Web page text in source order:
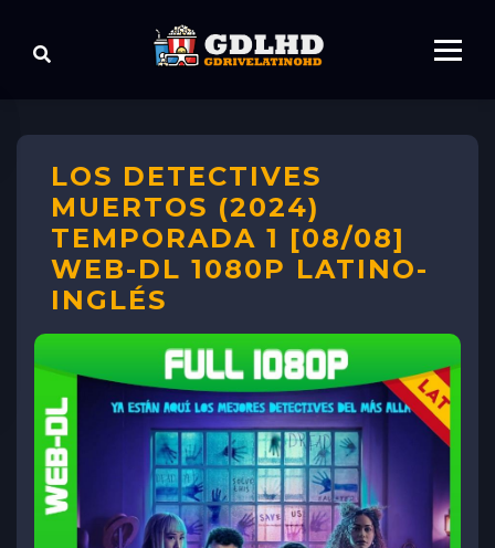
LOS DETECTIVES
MUERTOS (2024)
TEMPORADA 1 [08/08]
WEB-DL 1080P LATINO-
INGLÉS